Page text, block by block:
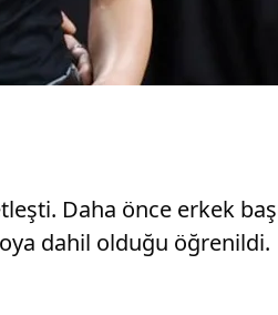
Daha önce erkek
dahil olduğu öğrenildi.